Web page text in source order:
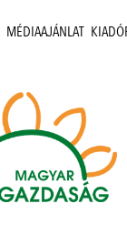
MÉDIAAJÁNLAT